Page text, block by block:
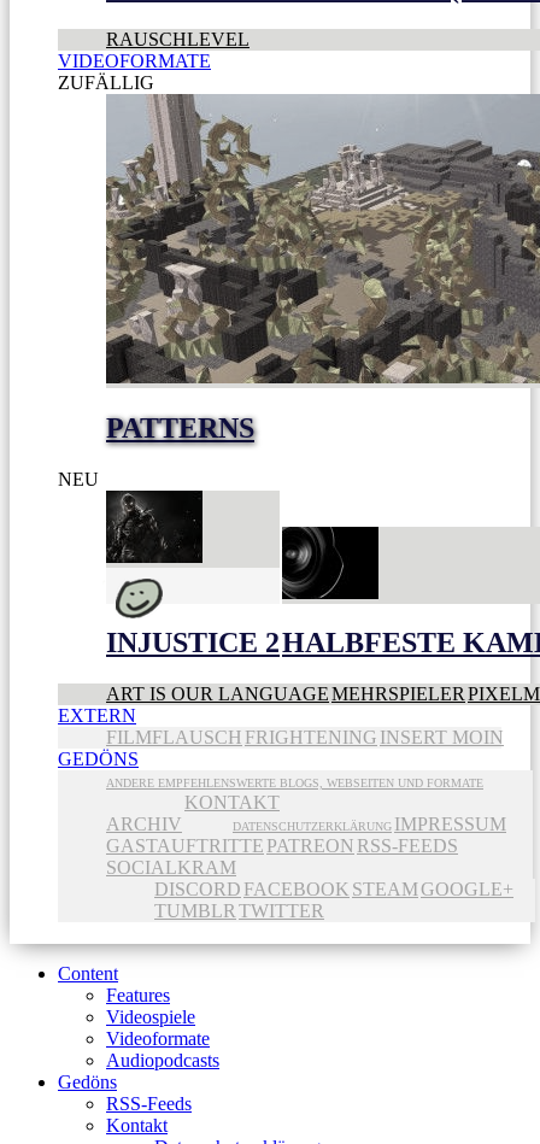
RAUSCHLEVEL
VIDEOFORMATE
ZUFÄLLIG
PATTERNS
NEU
INJUSTICE 2HALBFESTE
ART IS OUR LANGUAGEMEHRSPIELER
EXTERN
FILMFLAUSCH FRIGHTENING INSERT MOIN
GEDÖNS
ANDERE EMPFEHLENSWERTE BLOGS, WEBSEITEN UND FORMATE
ARCHIV
KONTAKT
DATENSCHUTZERKLÄRUNG IMPRESSUM
GASTAUFTRITTE PATREON RSS-FEEDS
SOCIALKRAM
DISCORD FACEBOOK STEAMGOOGLE+
TUMBLR TWITTER
Content
Features
Videospiele
Videoformate
Audiopodcasts
Gedöns
RSS-Feeds
Kontakt